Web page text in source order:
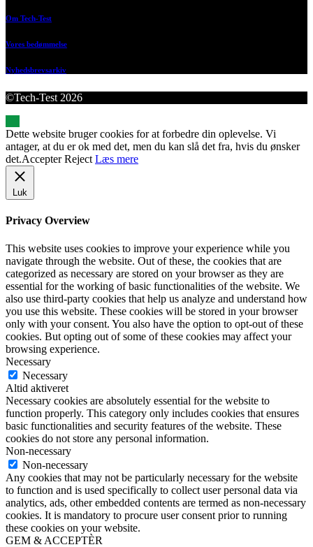
Om Tech-Test
Vores bedømmelse
Nyhedsbrevsarkiv
©Tech-Test 2026
Dette website bruger cookies for at forbedre din oplevelse. Vi
antager, at du er ok med det, men du kan slå det fra, hvis du ønsker
det.Accepter Reject Læs mere
Luk
Privacy Overview
This website uses cookies to improve your experience while you
navigate through the website. Out of these, the cookies that are
categorized as necessary are stored on your browser as they are
essential for the working of basic functionalities of the website. We
also use third-party cookies that help us analyze and understand how
you use this website. These cookies will be stored in your browser
only with your consent. You also have the option to opt-out of these
cookies. But opting out of some of these cookies may affect your
browsing experience.
Necessary
Necessary
Altid aktiveret
Necessary cookies are absolutely essential for the website to
function properly. This category only includes cookies that ensures
basic functionalities and security features of the website. These
cookies do not store any personal information.
Non-necessary
Non-necessary
Any cookies that may not be particularly necessary for the website
to function and is used specifically to collect user personal data via
analytics, ads, other embedded contents are termed as non-necessary
cookies. It is mandatory to procure user consent prior to running
these cookies on your website.
GEM & ACCEPTÈR